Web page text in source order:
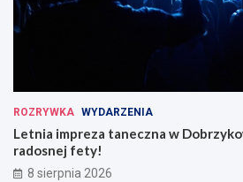
ROZRYWKA WYDARZENIA
Letnia impreza taneczna w
radosnej fety!
8 sierpnia 2026